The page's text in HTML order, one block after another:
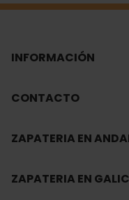
INFORMACIÓN
CONTACTO
ZAPATERIA EN
ZAPATERIA EN